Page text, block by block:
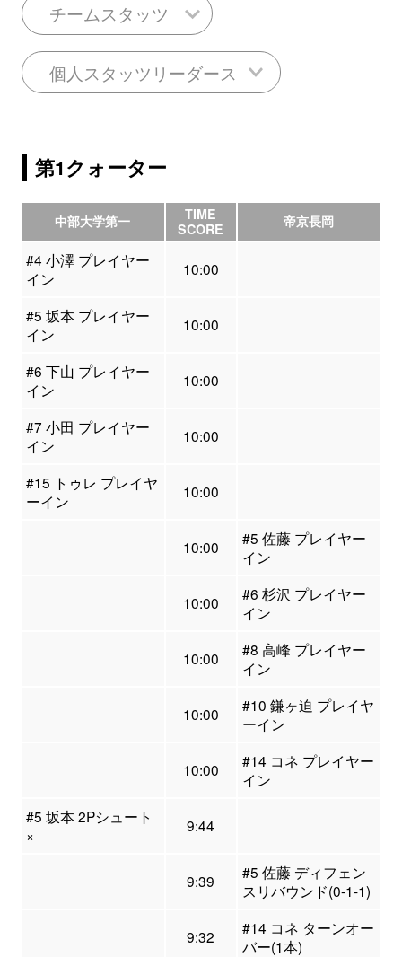
チームスタッツ
個人スタッツリーダース
第1クォーター
中部大学第一
TIME
SCORE
帝京長岡
#4 小澤 プレイヤー
イン
10:00
#5 坂本 プレイヤー
イン
10:00
#6 下山 プレイヤー
イン
10:00
#7 小田 プレイヤー
イン
10:00
#15 トゥレ プレイヤ
ーイン
10:00
10:00
#5 佐藤 プレイヤー
イン
10:00
#6 杉沢 プレイヤー
イン
10:00
#8 高峰 プレイヤー
イン
10:00
#10 鎌ヶ迫 プレイヤ
ーイン
10:00
#14 コネ プレイヤー
イン
#5 坂本 2Pシュート
×
9:44
9:39
#5 佐藤 ディフェン
スリバウンド(0-1-1)
9:32
#14 コネ ターンオー
バー(1本)